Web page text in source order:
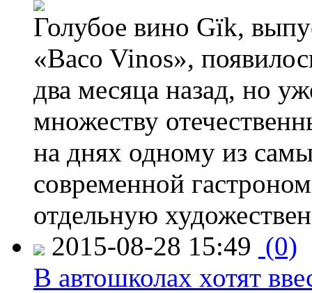
Голубое вино Gïk,
«Baco Vinos»,
два месяца назад, но
множеству
на днях одному из
современной
отдельную
2015-08-28 15:49 (0)
В автошколах хотят